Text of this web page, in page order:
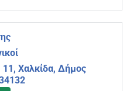
Χαλκίδα, Δήμος